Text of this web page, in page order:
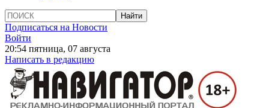
Подписаться на Новости
Войти
20:54 пятница, 07 августа
Написать в редакцию